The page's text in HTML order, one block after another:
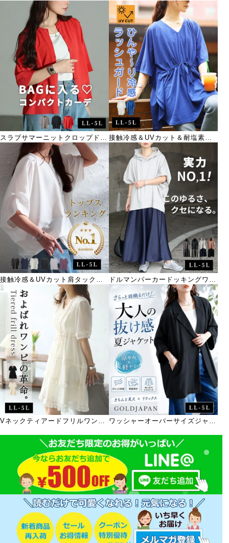
ンピース
スラブサマーニットクロップドカ
ーディガン
接触冷感＆UVカット＆耐塩素ド
ロストラッシュガード
接触冷感＆UVカット肩タックド
ルマンプルオーバー
ドルマンパーカードッキングワン
Vネックティアードフリルワンピ
ワッシャーオーバーサイズジャケ